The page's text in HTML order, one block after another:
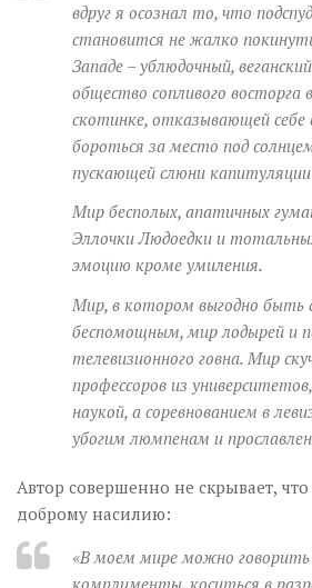
вдруг я осознал то, что
становится не жалко
Западе – ублюдочный,
общество сопливого восторга
скотинке, отказывающей себе
бороться за место под
пускающей слюни капитуляции
Мир бесполых, апатичных
Эллочки Людоедки и
эмоцию кроме умиления.
Мир, в котором выгодно быть
беспомощным, мир лодырей и
телевизионного говна. Мир
профессоров из
наукой, а соревнованием в
убогим люмпенам и
Автор совершенно не скрывает,
доброму насилию:
«В моем мире можно говорить
комплименты, коситься в